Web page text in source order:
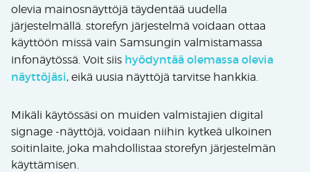
olevia mainosnäyttöjä täydentää uudella
järjestelmällä. storefyn järjestelmä voidaan ottaa
käyttöön missä vain Samsungin valmistamassa
infonäytössä. Voit siis hyödyntää olemassa olevia
näyttöjäsi, eikä uusia näyttöjä tarvitse hankkia.
Mikäli käytössäsi on muiden valmistajien digital
signage -näyttöjä, voidaan niihin kytkeä ulkoinen
soitinlaite, joka mahdollistaa storefyn järjestelmän
käyttämisen.